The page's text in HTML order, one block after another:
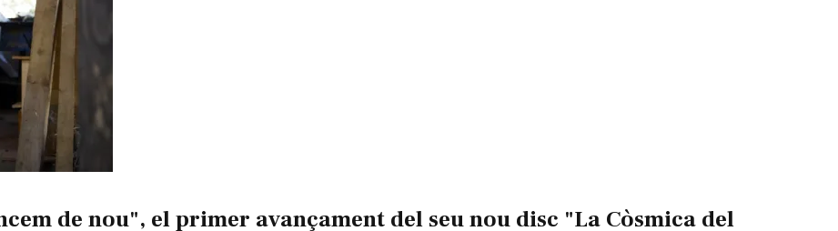
de nou", el primer avançament del seu nou disc "La Còsmica del